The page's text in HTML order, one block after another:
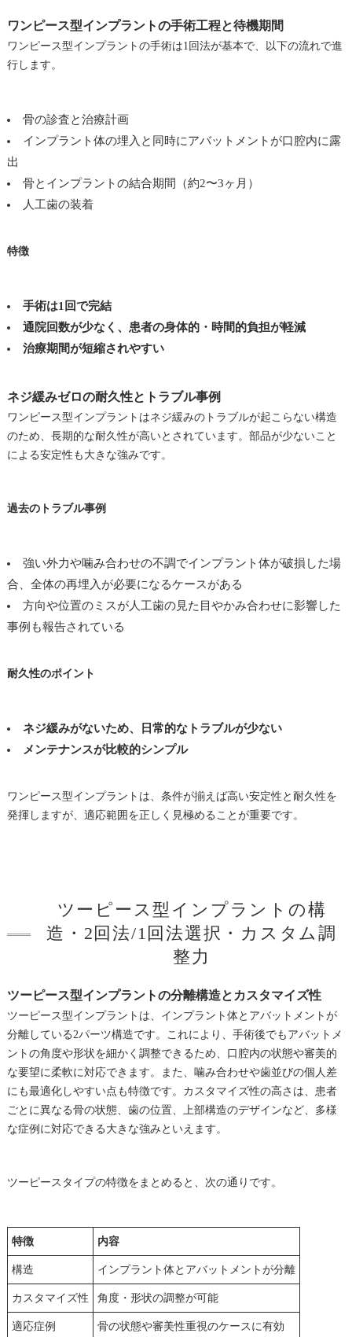
ワンピース型インプラントの手術工程と待機期間
ワンピース型インプラントの手術は1回法が基本で、以下の流れで進
行します。
骨の診査と治療計画
インプラント体の埋入と同時にアバットメントが口腔内に露
出
骨とインプラントの結合期間（約2〜3ヶ月）
人工歯の装着
特徴
手術は1回で完結
通院回数が少なく、患者の身体的・時間的負担が軽減
治療期間が短縮されやすい
ネジ緩みゼロの耐久性とトラブル事例
ワンピース型インプラントはネジ緩みのトラブルが起こらない構造
のため、長期的な耐久性が高いとされています。部品が少ないこと
による安定性も大きな強みです。
過去のトラブル事例
強い外力や噛み合わせの不調でインプラント体が破損した場
合、全体の再埋入が必要になるケースがある
方向や位置のミスが人工歯の見た目やかみ合わせに影響した
事例も報告されている
耐久性のポイント
ネジ緩みがないため、日常的なトラブルが少ない
メンテナンスが比較的シンプル
ワンピース型インプラントは、条件が揃えば高い安定性と耐久性を
発揮しますが、適応範囲を正しく見極めることが重要です。
ツーピース型インプラントの構
造・2回法/1回法選択・カスタム調
整力
ツーピース型インプラントの分離構造とカスタマイズ性
ツーピース型インプラントは、インプラント体とアバットメントが
分離している2パーツ構造です。これにより、手術後でもアバットメ
ントの角度や形状を細かく調整できるため、口腔内の状態や審美的
な要望に柔軟に対応できます。また、噛み合わせや歯並びの個人差
にも最適化しやすい点も特徴です。カスタマイズ性の高さは、患者
ごとに異なる骨の状態、歯の位置、上部構造のデザインなど、多様
な症例に対応できる大きな強みといえます。
ツーピースタイプの特徴をまとめると、次の通りです。
特徴 内容
構造 インプラント体とアバットメントが分離
カスタマイズ性 角度・形状の調整が可能
適応症例 骨の状態や審美性重視のケースに有効